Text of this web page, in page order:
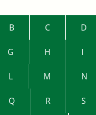
B C D
G H I
L M N
Q R S